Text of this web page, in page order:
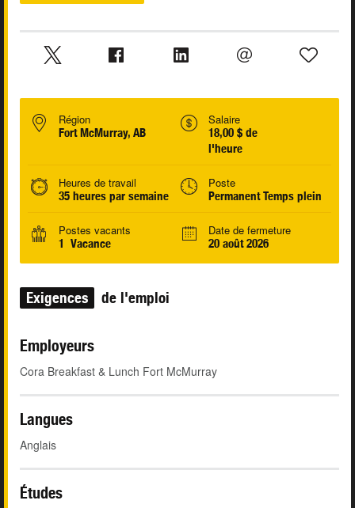
Région
Fort McMurray, AB
Salaire
18,00 $ de
l'heure
Heures de travail
35 heures par semaine
Poste
Permanent Temps plein
Postes vacants
1 Vacance
Date de fermeture
20 août 2026
Exigences de l'emploi
Employeurs
Cora Breakfast & Lunch Fort McMurray
Langues
Anglais
Études